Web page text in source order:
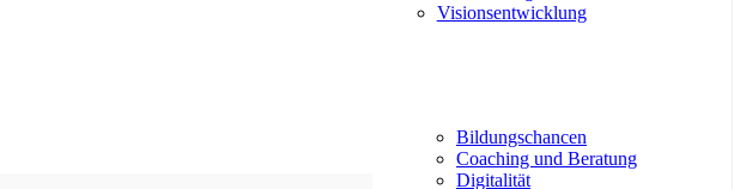
Visionsentwicklung
Bildungschancen
Coaching und Beratung
Digitalität